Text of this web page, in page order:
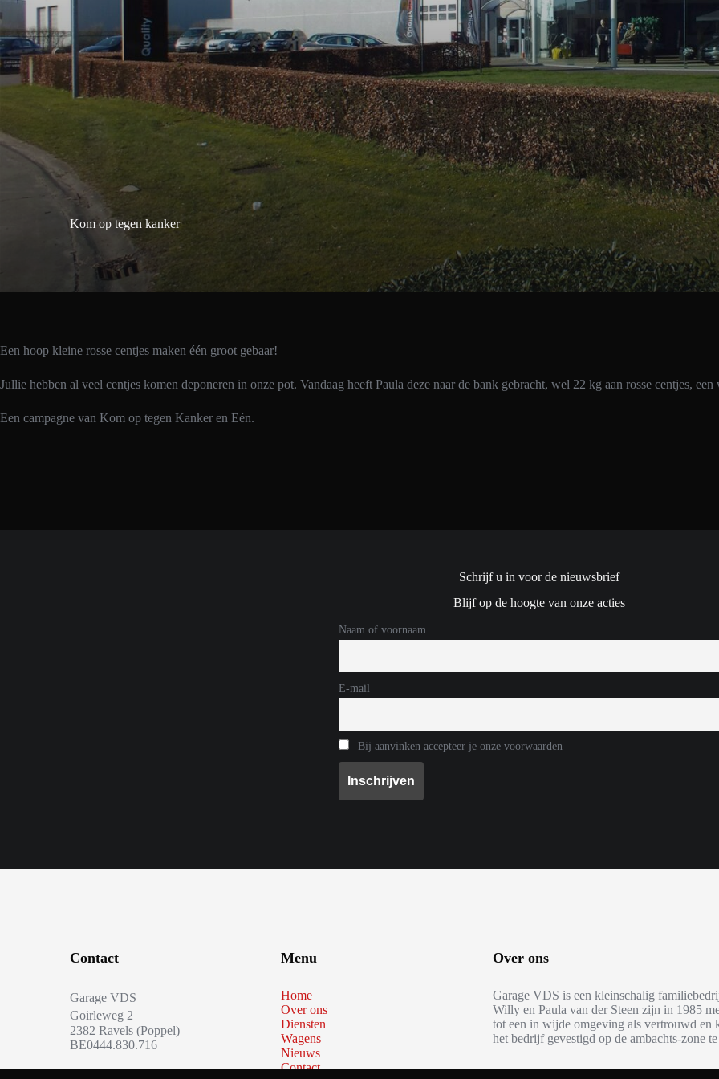
Kom op tegen kanker
Een hoop kleine rosse centjes maken één groot gebaar!
Jullie hebben al veel centjes komen deponeren in onze pot. Vandaag heeft Paula deze naar de bank gebracht, wel 22 kg aan rosse centjes,
Een campagne van Kom op tegen Kanker en Eén.
Schrijf u in voor de nieuwsbrief
Blijf op de hoogte van onze acties
Naam of voornaam
E-mail
Bij aanvinken accepteer je onze voorwaarden
Contact
Garage VDS
Goirleweg 2
2382 Ravels (Poppel)
BE0444.830.716
Menu
Home
Over ons
Diensten
Wagens
Nieuws
Contact
Over ons
Garage VDS is een kleinschalig
Willy en Paula van der Steen zijn in 1985
tot een in wijde omgeving als vertrouwd en
het bedrijf gevestigd op de ambachts-zone